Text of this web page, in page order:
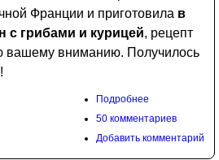
Франции и приготовила в
с грибами и курицей, рецепт
вашему вниманию. Получилось
Подробнее
50 комментариев
Добавить комментарий